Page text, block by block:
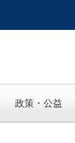
政策・公益